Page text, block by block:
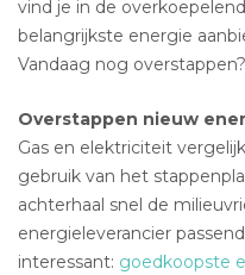
vind je in de
belangrijkste energie
Vandaag nog
Overstappen nieuw
Gas en elektriciteit
gebruik van het
achterhaal snel de
energieleverancier
interessant: goedkoopste